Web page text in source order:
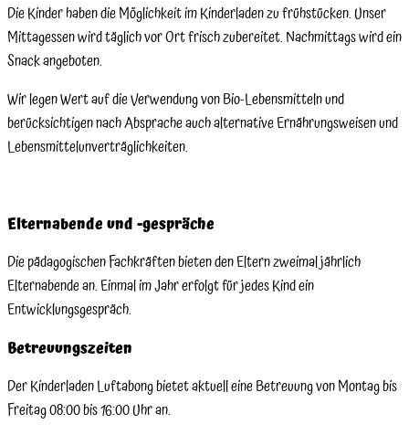
Die Kinder haben die Möglichkeit im Kinderladen zu frühstücken. Unser
Mittagessen wird täglich vor Ort frisch zubereitet. Nachmittags wird ein
Snack angeboten.
Wir legen Wert auf die Verwendung von Bio-Lebensmitteln und
berücksichtigen nach Absprache auch alternative Ernährungsweisen und
Lebensmittelunverträglichkeiten.
Elternabende und -gespräche
Die pädagogischen Fachkräften bieten den Eltern zweimal jährlich
Elternabende an. Einmal im Jahr erfolgt für jedes Kind ein
Entwicklungsgespräch.
Betreuungszeiten
Der Kinderladen Luftabong bietet aktuell eine Betreuung von Montag bis
Freitag 08:00 bis 16:00 Uhr an.